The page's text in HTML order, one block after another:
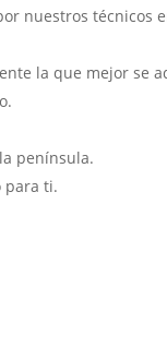
nuestros técnicos
la que mejor se
península.
para ti.